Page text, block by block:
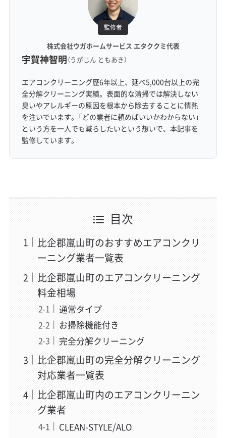
監修者
株式会社ウガホームサービス エタククミ代表
宇賀神智明（うがじん ともあき）
エアコンクリーニング歴6年以上、延べ5,000台以上の完
全分解クリーニング実績。表面的な清掃では解決しない
臭いやアレルギーの原因を根本から除去することに情熱
を注いでいます。「どの業者に頼めばいいかわからない」
という方を一人でも減らしたいという想いで、本記事を
監修しています。
目次
比企郡嵐山町のおすすめエアコンクリ
ーニング業者一覧表
比企郡嵐山町のエアコンクリーニング
料金相場
通常タイプ
お掃除機能付き
完全分解クリーニング
比企郡嵐山町の完全分解クリーニング
対応業者一覧表
比企郡嵐山町内のエアコンクリーニン
グ業者
CLEAN-STYLE/ALO